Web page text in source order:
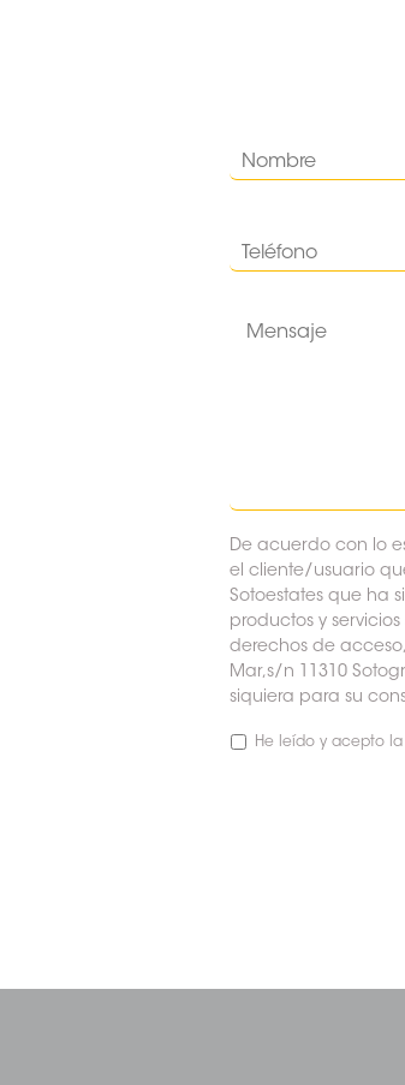
De acuerdo con lo
el cliente/usuario
Sotoestates que ha
productos y
derechos de
Mar,s/n 11310
siquiera para su
He leído y acepto la